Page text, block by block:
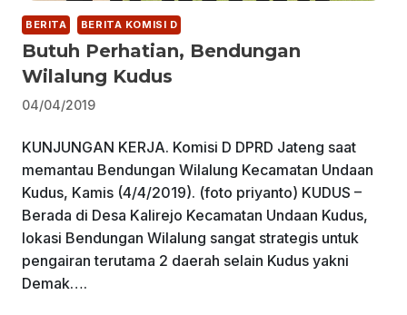
BERITA BERITA KOMISI D
Butuh Perhatian, Bendungan
Wilalung Kudus
04/04/2019
KUNJUNGAN KERJA. Komisi D DPRD Jateng saat
memantau Bendungan Wilalung Kecamatan Undaan
Kudus, Kamis (4/4/2019). (foto priyanto) KUDUS –
Berada di Desa Kalirejo Kecamatan Undaan Kudus,
lokasi Bendungan Wilalung sangat strategis untuk
pengairan terutama 2 daerah selain Kudus yakni
Demak….